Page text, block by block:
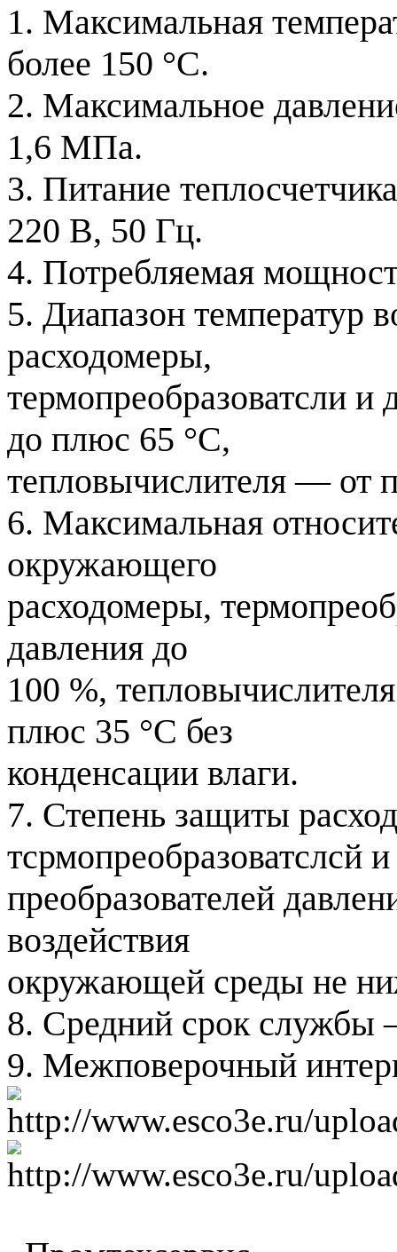
1. Максимальная
более 150 °С.
2. Максимальное
1,6 МПа.
3. Питание
220 В, 50 Гц.
4. Потребляемая
5. Диапазон температур
расходомеры,
термопреобразоватсли и
до плюс 65 °С,
тепловычислителя — от
6. Максимальная
окружающего
расходомеры,
давления до
100 %,
плюс 35 °С без
конденсации влаги.
7. Степень защиты
тсрмопреобразоватслсй и
преобразователей
воздействия
окружающей среды не
8. Средний срок службы
9. Межповерочный